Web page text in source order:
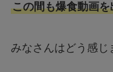
この間も爆食動画
みなさんはどう感じ